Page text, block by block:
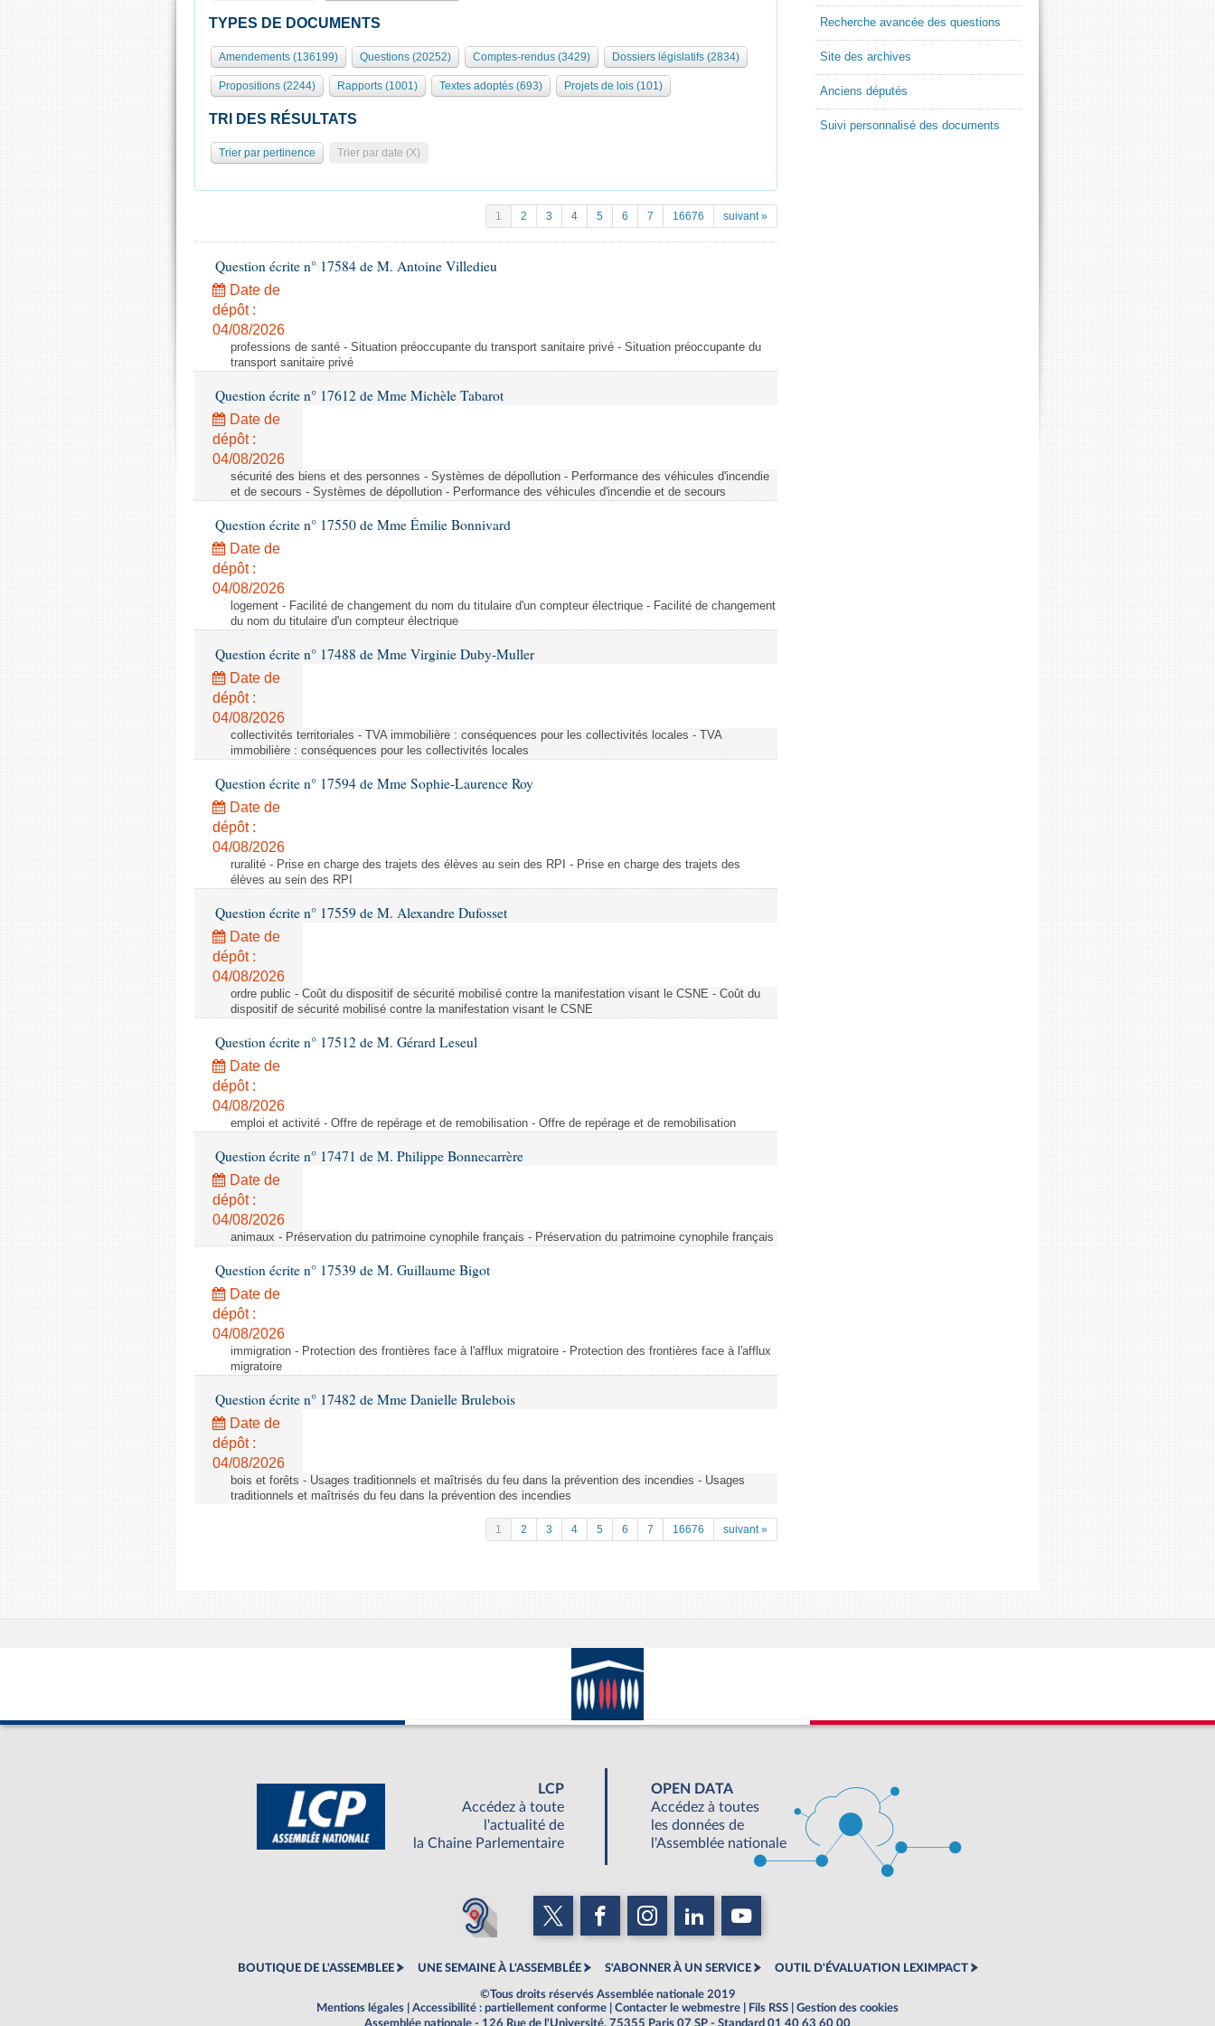
TYPES DE DOCUMENTS
Amendements (136199) Questions (20252) Comptes-rendus (3429) Dossiers législatifs (2834)
Propositions (2244) Rapports (1001) Textes adoptés (693) Projets de lois (101)
TRI DES RÉSULTATS
Trier par pertinence Trier par date (X)
1 2 3 4 5 6 7 16676 suivant »
Question écrite n° 17584 de M. Antoine Villedieu
Date de
dépôt :
04/08/2026
professions de santé - Situation préoccupante du transport sanitaire privé - Situation préoccupante du
transport sanitaire privé
Question écrite n° 17612 de Mme Michèle Tabarot
Date de
dépôt :
04/08/2026
sécurité des biens et des personnes - Systèmes de dépollution - Performance des véhicules d'incendie
et de secours - Systèmes de dépollution - Performance des véhicules d'incendie et de secours
Question écrite n° 17550 de Mme Émilie Bonnivard
Date de
dépôt :
04/08/2026
logement - Facilité de changement du nom du titulaire d'un compteur électrique - Facilité de changement
du nom du titulaire d'un compteur électrique
Question écrite n° 17488 de Mme Virginie Duby-Muller
Date de
dépôt :
04/08/2026
collectivités territoriales - TVA immobilière : conséquences pour les collectivités locales - TVA
immobilière : conséquences pour les collectivités locales
Question écrite n° 17594 de Mme Sophie-Laurence Roy
Date de
dépôt :
04/08/2026
ruralité - Prise en charge des trajets des élèves au sein des RPI - Prise en charge des trajets des
élèves au sein des RPI
Question écrite n° 17559 de M. Alexandre Dufosset
Date de
dépôt :
04/08/2026
ordre public - Coût du dispositif de sécurité mobilisé contre la manifestation visant le CSNE - Coût du
dispositif de sécurité mobilisé contre la manifestation visant le CSNE
Question écrite n° 17512 de M. Gérard Leseul
Date de
dépôt :
04/08/2026
emploi et activité - Offre de repérage et de remobilisation - Offre de repérage et de remobilisation
Question écrite n° 17471 de M. Philippe Bonnecarrère
Date de
dépôt :
04/08/2026
animaux - Préservation du patrimoine cynophile français - Préservation du patrimoine cynophile français
Question écrite n° 17539 de M. Guillaume Bigot
Date de
dépôt :
04/08/2026
immigration - Protection des frontières face à l'afflux migratoire - Protection des frontières face à l'afflux
migratoire
Question écrite n° 17482 de Mme Danielle Brulebois
Date de
dépôt :
04/08/2026
bois et forêts - Usages traditionnels et maîtrisés du feu dans la prévention des incendies - Usages
traditionnels et maîtrisés du feu dans la prévention des incendies
1 2 3 4 5 6 7 16676 suivant »
Recherche avancée des questions
Site des archives
Anciens députés
Suivi personnalisé des documents
LCP
Accédez à toute
l'actualité de
la Chaine Parlementaire
OPEN DATA
Accédez à toutes
les données de
l'Assemblée nationale
BOUTIQUE DE L'ASSEMBLEE UNE SEMAINE À L'ASSEMBLÉE S'ABONNER À UN SERVICE OUTIL D'ÉVALUATION LEXIMPACT
©Tous droits réservés Assemblée nationale 2019
Mentions légales
Accessibilité : partiellement conforme Contacter le webmestre Fils RSS
Gestion des cookies
Assemblée nationale - 126 Rue de l'Université, 75355 Paris 07 SP - Standard 01 40 63 60 00